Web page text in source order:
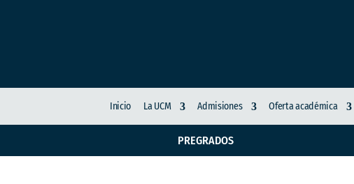
Inicio La UCM Admisiones Oferta académica
PREGRADOS